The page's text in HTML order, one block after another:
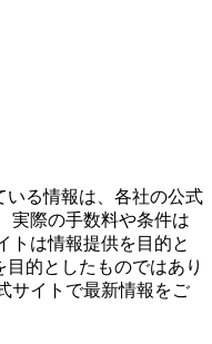
いる情報は、各社の公式
実際の手数料や条件は
トは情報提供を目的と
的としたものではあり
サイトで最新情報をご